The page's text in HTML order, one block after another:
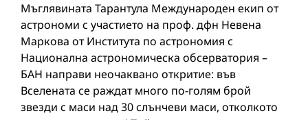
Мъглявината Тарантула Международен екип от
астрономи с участието на проф. дфн Невена
Маркова от Института по астрономия с
Национална астрономическа обсерватория –
БАН направи неочаквано откритие: във
Вселената се раждат много по-голям брой
звезди с маси над 30 слънчеви маси, отколкото